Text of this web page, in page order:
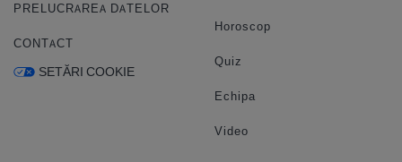
PRELUCRAREA DATELOR
CONTACT
SETĂRI COOKIE
Horoscop
Quiz
Echipa
Video